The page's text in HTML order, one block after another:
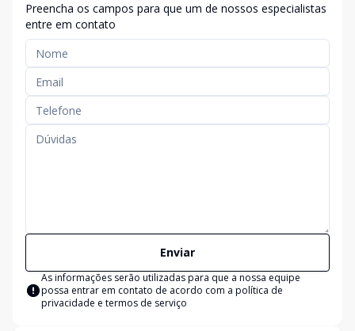
Preencha os campos para que um de nossos especialistas
entre em contato
Enviar
As informações serão utilizadas para que a nossa equipe
possa entrar em contato de acordo com a política de
privacidade e termos de serviço